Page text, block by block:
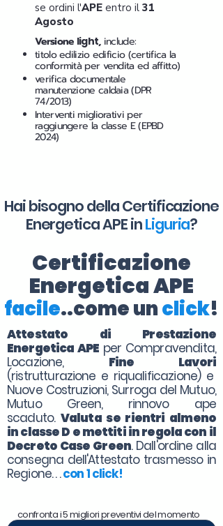
se ordini l'APE entro il 31
Agosto
Versione light,include:
titolo edilizio edificio (certifica la
conformità per vendita ed affitto)
verifica documentale
manutenzione caldaia (DPR
74/2013)
Interventi migliorativi per
raggiungere la classe E (EPBD
2024)
Hai bisogno della Certificazione
Energetica APE inLiguria?
Certificazione
Energetica APE
facile..come unclick!
Attestato di Prestazione
Energetica APE per Compravendita,
Locazione, Fine Lavori
(ristrutturazione e riqualificazione) e
Nuove Costruzioni, Surroga del Mutuo,
Mutuo Green, rinnovo ape
scaduto. Valuta se rientri almeno
in classe D e mettiti in regola con il
Decreto Case Green. Dall'ordine alla
consegna dell'Attestato trasmesso in
Regione. . .con 1 click!
confronta i 5 migliori preventivi del momento